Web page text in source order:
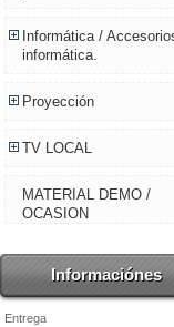
Informática /
informática.
Proyección
TV LOCAL
MATERIAL DEMO /
OCASION
Informaciónes
Entrega